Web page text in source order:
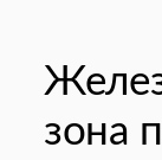
зона